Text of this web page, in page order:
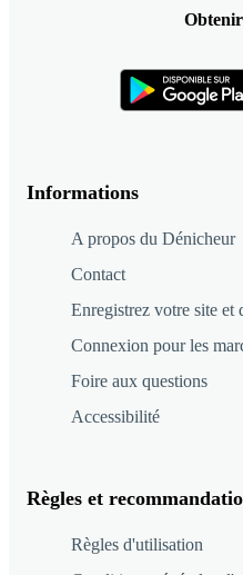
Informations
A propos du Dénicheur
Contact
Enregistrez votre site et
Connexion pour les
Foire aux questions
Accessibilité
Règles et
Règles d'utilisation